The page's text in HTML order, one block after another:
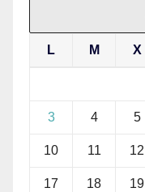
L M X
3 4 5
10 11 12
17 18 19